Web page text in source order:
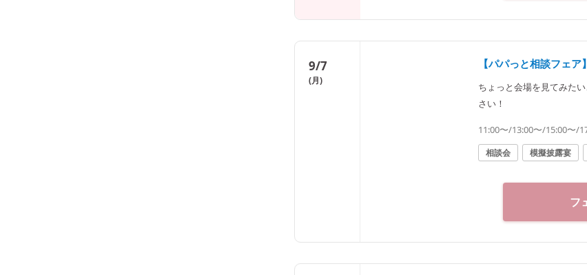
9/7
(月)
【パパっと相談フェ
ちょっと会場を見てみた
さい！
11:00〜/13:00〜/15:00〜/
相談会 模擬披露宴
フ